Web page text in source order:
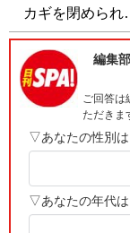
カギを閉めら